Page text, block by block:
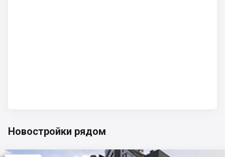
Новостройки рядом